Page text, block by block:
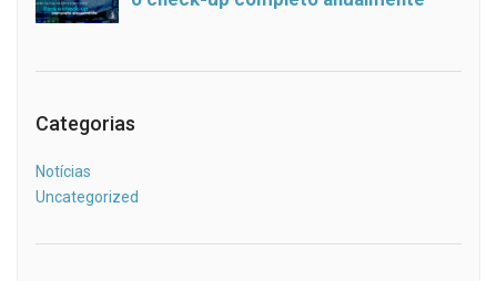
Categorias
Notícias
Uncategorized